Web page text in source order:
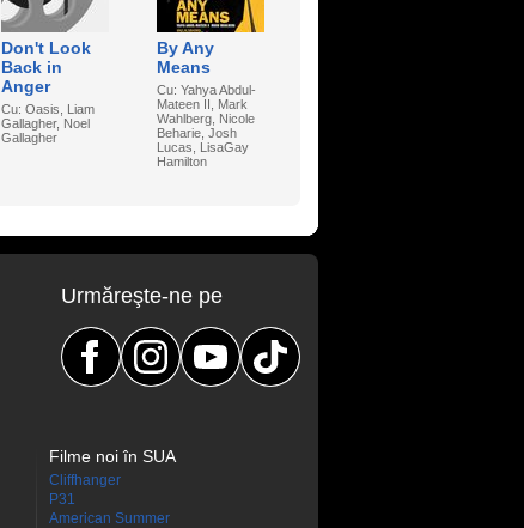
Don't Look
Back in
Anger
Cu: Oasis, Liam
Gallagher, Noel
Gallagher
By Any
Means
Cu: Yahya Abdul-
Mateen II, Mark
Wahlberg, Nicole
Beharie, Josh
Lucas, LisaGay
Hamilton
Urmăreşte-ne pe
Filme noi în SUA
Cliffhanger
P31
American Summer